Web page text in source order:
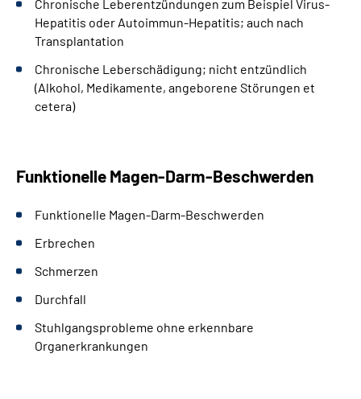
Chronische Leberentzündungen zum Beispiel Virus-
Hepatitis oder Autoimmun-Hepatitis; auch nach
Transplantation
Chronische Leberschädigung; nicht entzündlich
(Alkohol, Medikamente, angeborene Störungen et
cetera)
Funktionelle Magen-Darm-Beschwerden
Funktionelle Magen-Darm-Beschwerden
Erbrechen
Schmerzen
Durchfall
Stuhlgangsprobleme ohne erkennbare
Organerkrankungen